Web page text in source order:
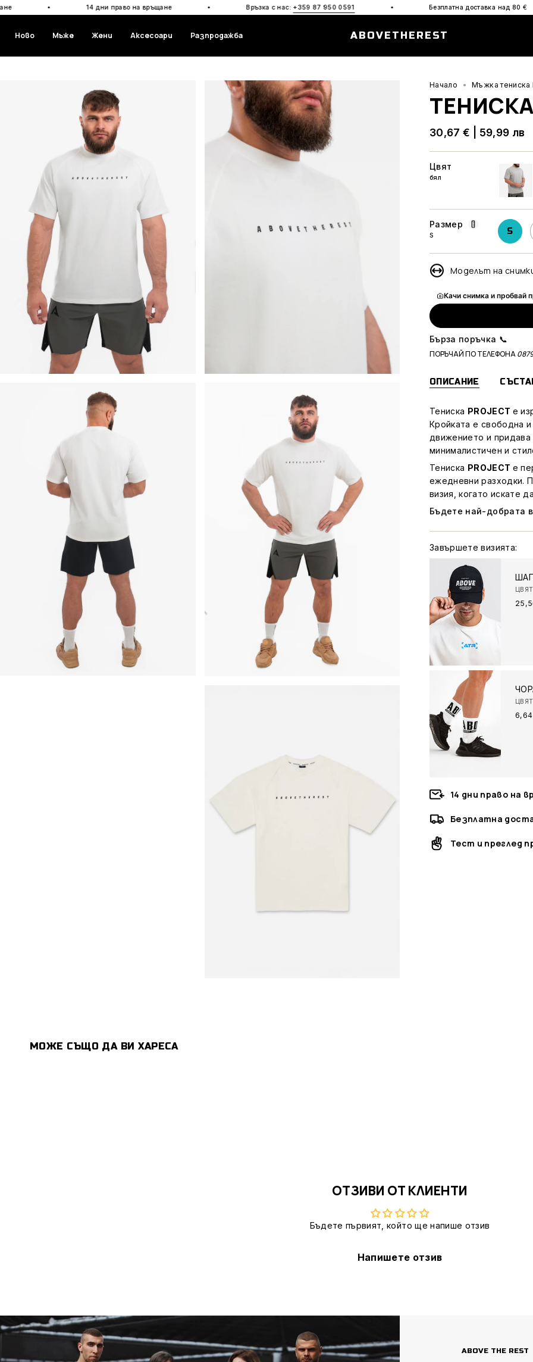
Прескочи
към
· 14 дни право на връщане · Връзка с нас:+359 87 950 0591 · Безплатна доставка над 80€ ·
ABOVETHEREST
Ново Мъже Жени Аксесоари Разпродажба
Начало Мъжка тениска
ТЕНИСКА
30,67 € 59,99 лв
Цвят
бял
Размер
S S
Моделът на
Качи снимка и пробвай
Бърза поръчка 📞
ПОРЪЧАЙ ПО ТЕЛЕФОНА
ОПИСАНИЕ
Тениска PROJECT е
Кройката е свободна
движението и придава
минималистичен и
Тениска PROJECT е
ежедневни разходки.
визия, когато искате
Бъдете най-добрата
Завършете визията:
14 дни право на
Безплатна
Тест и преглед
МОЖЕ СЪЩО ДА ВИ ХАРЕСА
ОТЗИВИ ОТ КЛИЕНТИ
Бъдете първият, който ще напише отзив
Напишете отзив
ABOVE THE REST